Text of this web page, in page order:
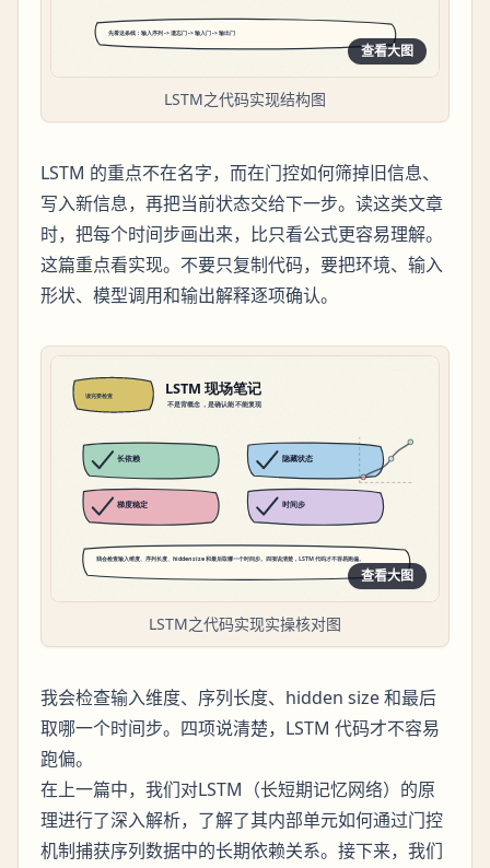
查看大图
LSTM之代码实现结构图
LSTM 的重点不在名字，而在门控如何筛掉旧信息、
写入新信息，再把当前状态交给下一步。读这类文章
时，把每个时间步画出来，比只看公式更容易理解。
这篇重点看实现。不要只复制代码，要把环境、输入
形状、模型调用和输出解释逐项确认。
查看大图
LSTM之代码实现实操核对图
我会检查输入维度、序列长度、hidden size 和最后
取哪一个时间步。四项说清楚，LSTM 代码才不容易
跑偏。
在上一篇中，我们对LSTM（长短期记忆网络）的原
理进行了深入解析，了解了其内部单元如何通过门控
机制捕获序列数据中的长期依赖关系。接下来，我们